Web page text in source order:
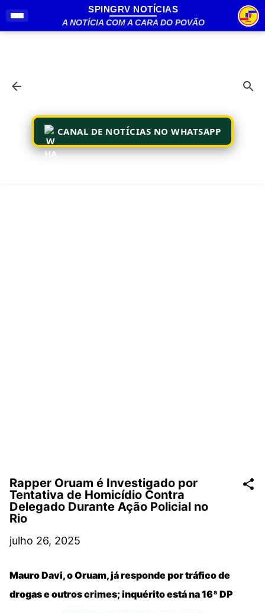
Pular para o conteúdo principal
SPINGRV NOTÍCIAS
A NOTÍCIA COM A CARA DO POVÃO
CANAL DE NOTÍCIAS NO WHATSAPP
Rapper Oruam é Investigado por
Tentativa de Homicídio Contra
Delegado Durante Ação Policial no
Rio
julho 26, 2025
Mauro Davi, o Oruam, já responde por tráfico de
drogas e outros crimes; inquérito está na 16ª DP